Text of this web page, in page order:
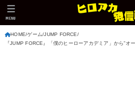
MENU
HOME ゲーム JUMP FORCE
『JUMP FORCE』「僕のヒーローアカデミア」から”オ